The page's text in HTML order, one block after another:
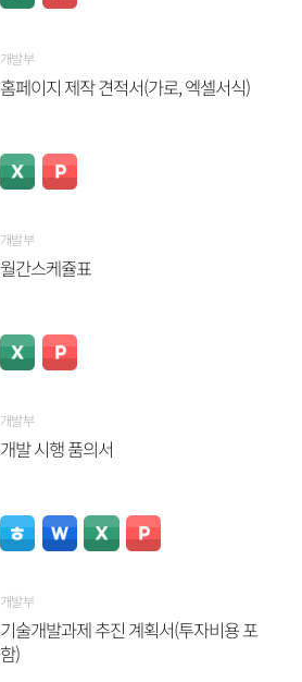
개발부
홈페이지 제작 견적서(가로, 엑셀서식)
개발부
월간스케쥴표
개발부
개발 시행 품의서
개발부
기술개발과제 추진 계획서(투자비용 포
함)